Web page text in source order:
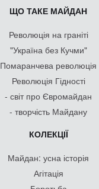
ЩО ТАКЕ МАЙДАН
Революція на граніті
"Україна без Кучми"
Помаранчева революція
Революція Гідності
- світ про Євромайдан
- творчість Майдану
КОЛЕКЦІЇ
Майдан: усна історія
Агітація